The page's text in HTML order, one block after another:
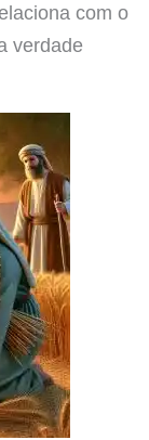
com o
verdade